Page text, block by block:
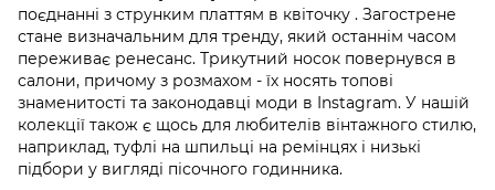
поєднанні з струнким платтям в квіточку . Загострене
стане визначальним для тренду, який останнім часом
переживає ренесанс. Трикутний носок повернувся в
салони, причому з розмахом - їх носять топові
знаменитості та законодавці моди в Instagram. У нашій
колекції також є щось для любителів вінтажного стилю,
наприклад, туфлі на шпильці на ремінцях і низькі
підбори у вигляді пісочного годинника.